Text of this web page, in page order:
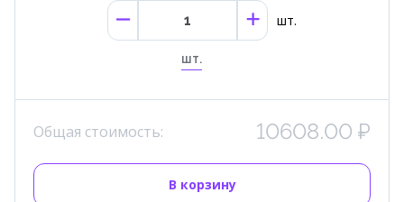
шт.
шт.
Общая стоимость: 10608.00 ₽
В корзину